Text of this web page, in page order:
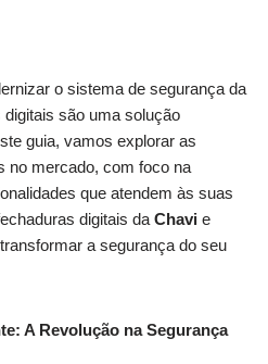
o sistema de segurança da
são uma solução
guia, vamos explorar as
no mercado, com foco na
que atendem às suas
digitais da Chavi e
a segurança do seu
A Revolução na Segurança